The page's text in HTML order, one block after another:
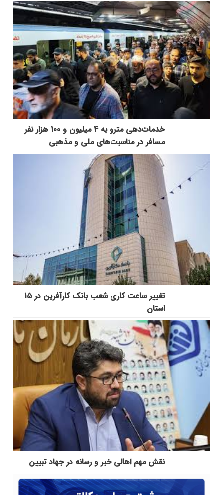
خدمات‌دهي مترو به 4 ميليون و 100 هزار نفر
مسافر در مناسبت‌هاي ملي و مذهبي
تغییر ساعت کاری شعب بانک کارآفرین در ۱۵
استان
نقش مهم اهالی خبر و رسانه در جهاد تبیین